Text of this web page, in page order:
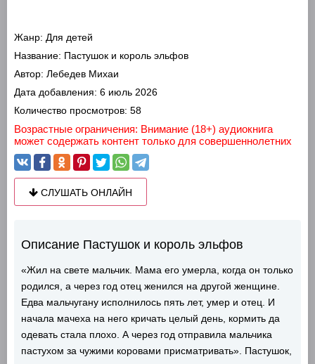
Жанр: Для детей
Название: Пастушок и король эльфов
Автор: Лебедев Михаи
Дата добавления: 6 июль 2026
Количество просмотров: 58
Возрастные ограничения: Внимание (18+) аудиокнига
может содержать контент только для совершеннолетних
СЛУШАТЬ ОНЛАЙН
Описание Пастушок и король эльфов
«Жил на свете мальчик. Мама его умерла, когда он только
родился, а через год отец женился на другой женщине.
Едва мальчугану исполнилось пять лет, умер и отец. И
начала мачеха на него кричать целый день, кормить да
одевать стала плохо. А через год отправила мальчика
пастухом за чужими коровами присматривать». Пастушок,